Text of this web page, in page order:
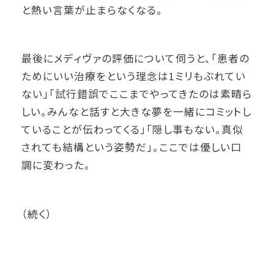
と熱い言葉が止まらなくなる。
最後にメディヴァの評価について伺うと、「患者の
ためにいい治療をという理念は1ミリもぶれてい
ない」「試行錯誤でここまでやってきたのは素晴ら
しい。みんなと話すと大きな夢を一緒にコミットし
ていることが伝わってくる」「隠し事もない。真似
されても結構という姿勢だ」。ここでは優しい口
調に変わった。
（続く）